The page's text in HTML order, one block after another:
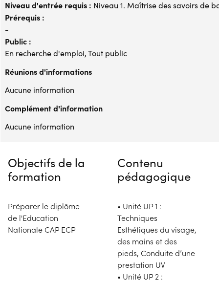
Niveau d'entrée requis : Niveau 1. Maîtrise des savoirs de
Prérequis :
-
Public :
En recherche d'emploi, Tout public
Réunions d'informations
Aucune information
Complément d'information
Aucune information
Objectifs de la
formation
Préparer le diplôme
de l'Education
Nationale CAP ECP
Contenu
pédagogique
• Unité UP 1 :
Techniques
Esthétiques du visage,
des mains et des
pieds, Conduite d’une
prestation UV
• Unité UP 2 :